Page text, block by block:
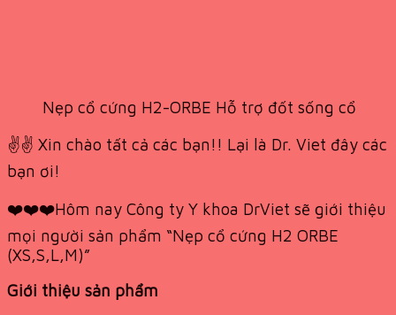
Nẹp cổ cứng H2-ORBE Hỗ trợ đốt sống cổ
✌️✌️ Xin chào tất cả các bạn!! Lại là Dr. Viet đây các
bạn ơi!
❤️❤️❤️Hôm nay Công ty Y khoa DrViet sẽ giới thiệu
mọi người sản phẩm “Nẹp cổ cứng H2 ORBE
(XS,S,L,M)”
Giới thiệu sản phẩm